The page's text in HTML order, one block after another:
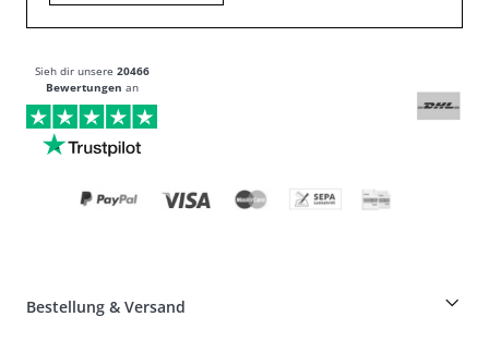
Sieh dir unsere 20466
Bewertungen an
Bestellung & Versand